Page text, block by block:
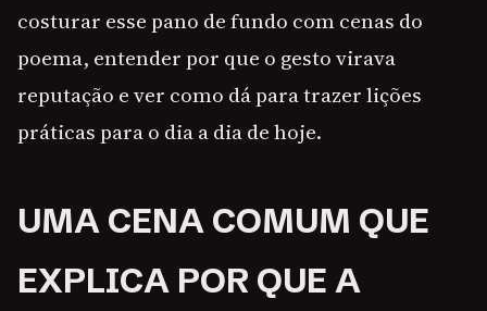
costurar esse pano de fundo com cenas do
poema, entender por que o gesto virava
reputação e ver como dá para trazer lições
práticas para o dia a dia de hoje.
UMA CENA COMUM QUE
EXPLICA POR QUE A